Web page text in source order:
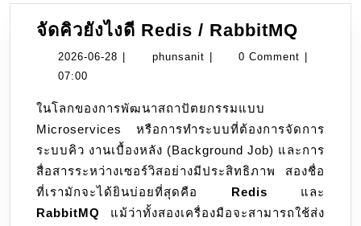
จัดคิวยังไงดี Redis / RabbitMQ
คิว
/
2026-06-28 2026- phunsanit phunsanit0 Comment
07:00
ในโลกของการพัฒนาสถาปัตยกรรมแบบ
Microservices หรือการทำระบบที่ต้องการจัดการ
ระบบคิว งานเบื้องหลัง (Background Job) และการ
สื่อสารระหว่างเซอร์วิสอย่างมีประสิทธิภาพ สองชื่อ
ที่เรามักจะได้ยินบ่อยที่สุดคือ Redis และ
RabbitMQ
แม้ว่าทั้งสองเครื่องมือจะสามารถใช้ส่ง